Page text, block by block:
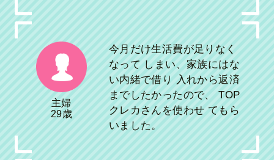
主婦
29歳
今月だけ生活費が足りなく
なって しまい、家族にはな
い内緒で借り 入れから返済
までしたかったので、 TOP
クレカさんを使わせ てもら
いました。